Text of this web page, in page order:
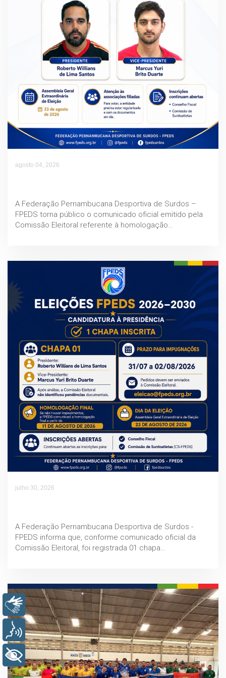
agosto 04, 2026
A Federação Pernambucana Desportiva de Surdos –
FPEDS torna público o comunicado oficial emitido pela
Comissão Eleitoral referente à homologação…
julho 30, 2026
A Federação Pernambucana Desportiva de Surdos -
FPEDS informa que, conforme comunicado oficial da
Comissão Eleitoral, foi registrada 01 chapa…
Libras
Voz
+ Acessibilidade